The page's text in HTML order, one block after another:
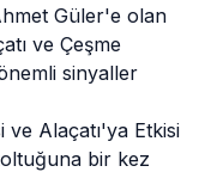
Güler'e olan
ve Çeşme
sinyaller
ve Alaçatı'ya Etkisi
bir kez